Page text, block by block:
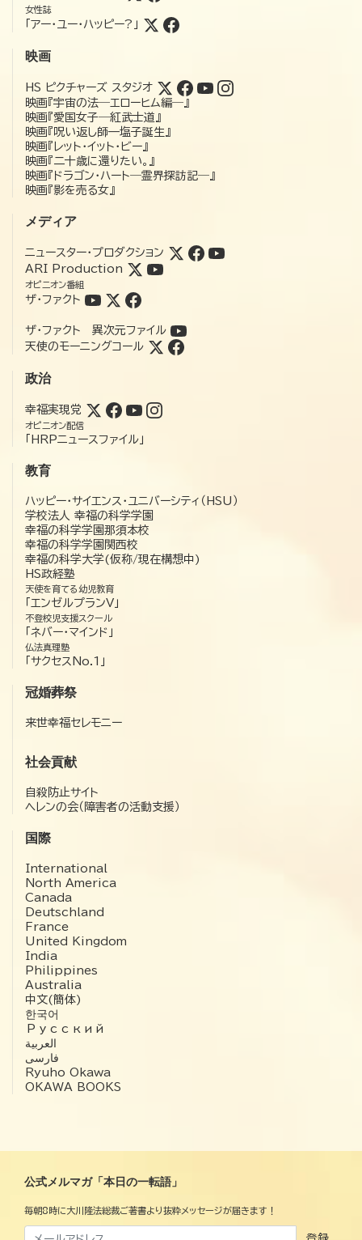
女性誌
「アー・ユー・ハッピー?」
映画
HS ピクチャーズ スタジオ
映画『宇宙の法―エローヒム編―』
映画『愛国女子―紅武士道』
映画『呪い返し師—塩子誕生』
映画『レット・イット・ビー』
映画『二十歳に還りたい。』
映画『ドラゴン・ハート―霊界探訪記―』
映画『影を売る女』
メディア
ニュースター・プロダクション
ARI Production
オピニオン番組
ザ・ファクト
ザ・ファクト 異次元ファイル
天使のモーニングコール
政治
幸福実現党
オピニオン配信
「HRPニュースファイル」
教育
ハッピー・サイエンス・ユニバーシティ（HSU）
学校法人 幸福の科学学園
幸福の科学学園那須本校
幸福の科学学園関西校
幸福の科学大学(仮称/現在構想中)
HS政経塾
天使を育てる幼児教育
「エンゼルプランV」
不登校児支援スクール
「ネバー・マインド」
仏法真理塾
「サクセスNo.1」
冠婚葬祭
来世幸福セレモニー
社会貢献
自殺防止サイト
ヘレンの会（障害者の活動支援）
国際
International
North America
Canada
Deutschland
France
United Kingdom
India
Philippines
Australia
中文(簡体)
한국어
Русский
العربية‏
فارسی
Ryuho Okawa
OKAWA BOOKS
公式メルマガ「本日の一転語」
毎朝8時に大川隆法総裁ご著書より抜粋メッセージが届きます！